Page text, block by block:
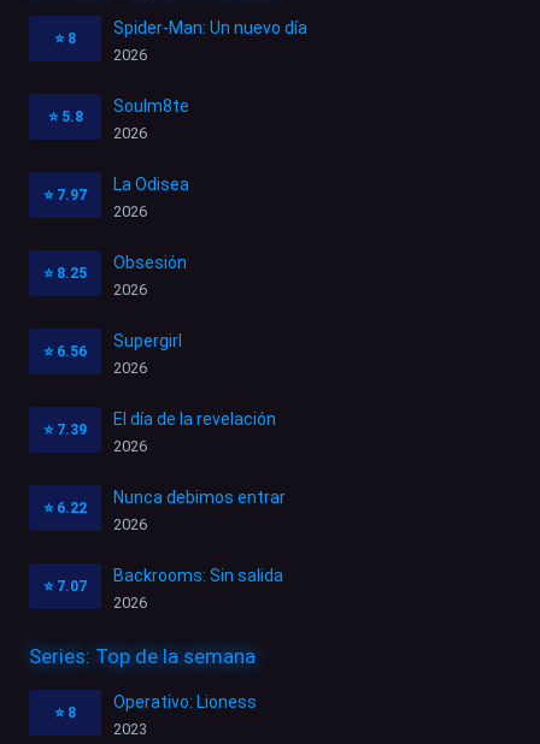
⭐ 8
Spider-Man: Un nuevo día
2026
⭐ 5.8
Soulm8te
2026
⭐ 7.97
La Odisea
2026
⭐ 8.25
Obsesión
2026
⭐ 6.56
Supergirl
2026
⭐ 7.39
El día de la revelación
2026
⭐ 6.22
Nunca debimos entrar
2026
⭐ 7.07
Backrooms: Sin salida
2026
Series: Top de la semana
⭐ 8
Operativo: Lioness
2023